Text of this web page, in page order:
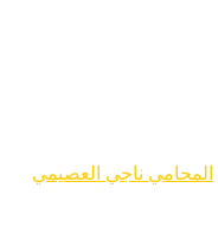
المحامي ناجي العصيمي